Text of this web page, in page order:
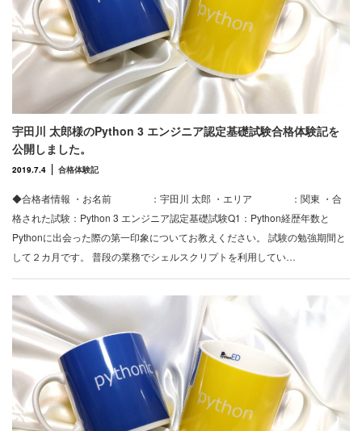
宇田川 太郎様のPython 3 エンジニア認定基礎試験合格体験記を
公開しました。
2019.7.4 合格体験記
◆合格者情報 ・お名前 ：宇田川 太郎 ・エリア ：関東 ・合
格された試験：Python 3 エンジニア認定基礎試験Q1：Python経歴年数と
Pythonに出会った際の第一印象についてお教えください。 試験の勉強期間と
して２カ月です。 普段の業務でシェルスクリプトを利用してい…